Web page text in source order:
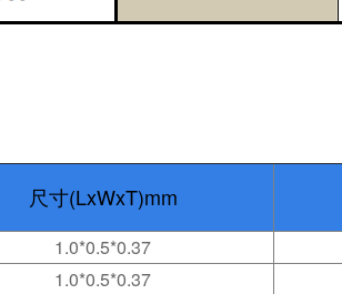
尺寸(LxWxT)mm
1.0*0.5*0.37
1.0*0.5*0.37